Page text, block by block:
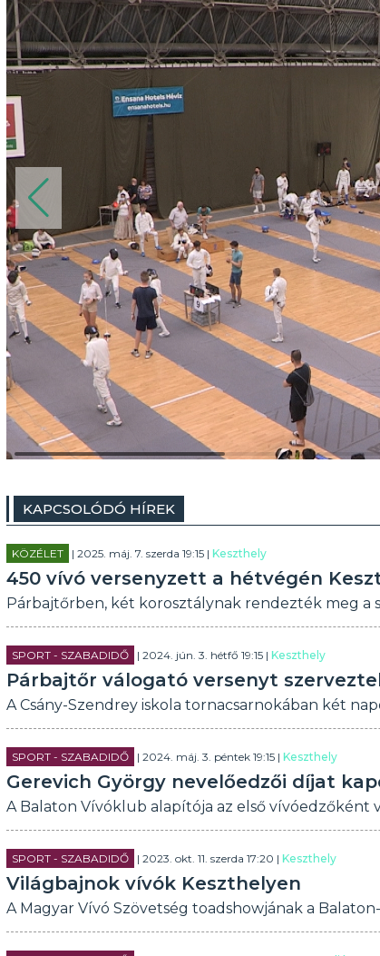
KAPCSOLÓDÓ HÍREK
KÖZÉLET | 2025. máj. 7. szerda 19:15 | Keszthely
450 vívó versenyzett a hétvégén
Párbajtőrben, két korosztálynak rendezték meg a
SPORT - SZABADIDŐ | 2024. jún. 3. hétfő 19:15 | Keszthely
Párbajtőr válogató versenyt
A Csány-Szendrey iskola tornacsarnokában két
SPORT - SZABADIDŐ | 2024. máj. 3. péntek 19:15 | Keszthely
Gerevich György nevelőedzői díjat
A Balaton Vívóklub alapítója az első vívóedzőként
SPORT - SZABADIDŐ | 2023. okt. 11. szerda 17:20 | Keszthely
Világbajnok vívók Keszthelyen
A Magyar Vívó Szövetség toadshowjának a